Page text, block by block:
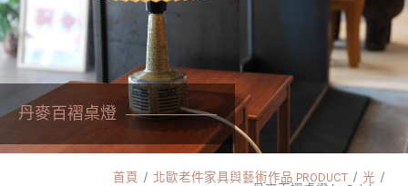
丹麥百褶桌燈
首頁 北歐老件家具與藝術作品 PRODUCT
光